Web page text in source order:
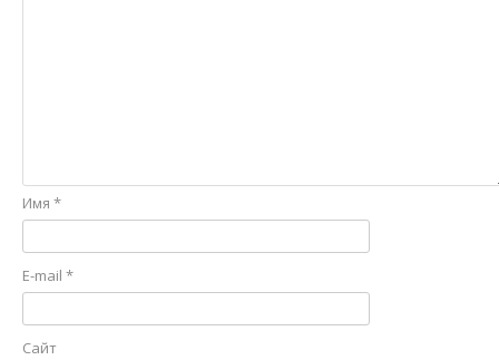
Имя *
E-mail *
Сайт